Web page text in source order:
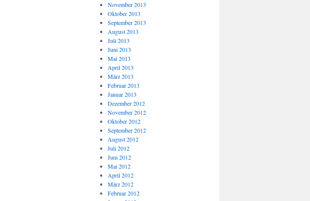
November 2013
Oktober 2013
September 2013
August 2013
Juli 2013
Juni 2013
Mai 2013
April 2013
März 2013
Februar 2013
Januar 2013
Dezember 2012
November 2012
Oktober 2012
September 2012
August 2012
Juli 2012
Juni 2012
Mai 2012
April 2012
März 2012
Februar 2012